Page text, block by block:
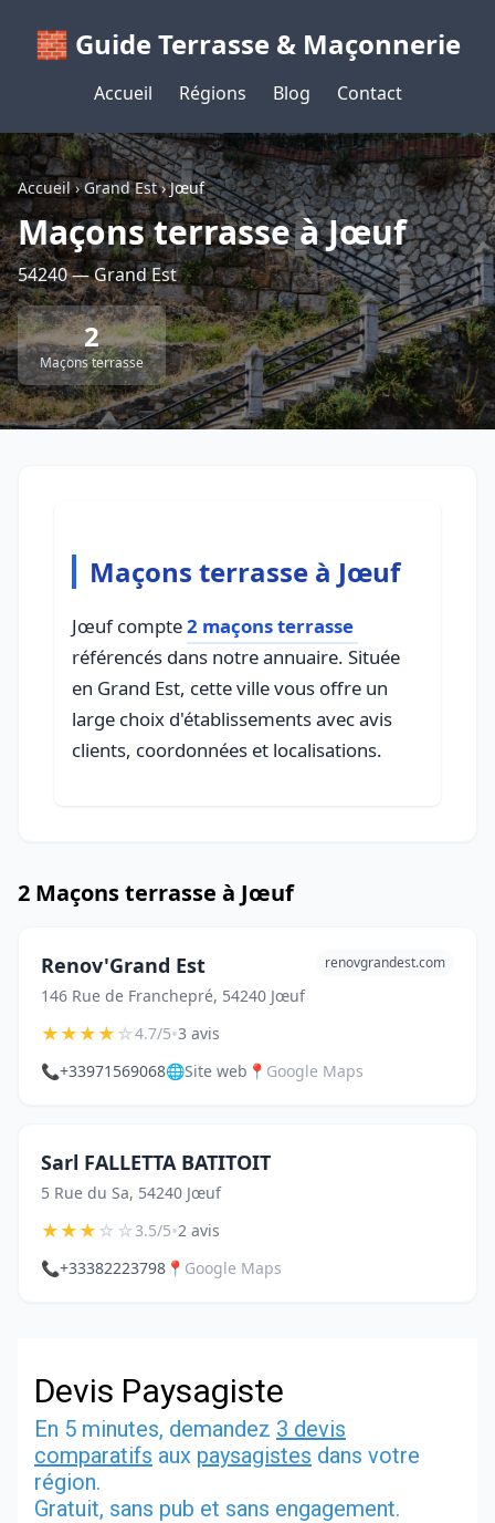
🧱 Guide Terrasse & Maçonnerie
Accueil Régions Blog Contact
Accueil›Grand Est›Jœuf
Maçons terrasse à Jœuf
54240 — Grand Est
2
Maçons terrasse
Maçons terrasse à Jœuf
Jœuf compte2 maçons terrasse
référencés dans notre annuaire. Située
en Grand Est, cette ville vous offre un
large choix d'établissements avec avis
clients, coordonnées et localisations.
2 Maçons terrasse à Jœuf
Renov'Grand Est
146 Rue de Franchepré, 54240 Jœuf
renovgrandest.com
★★★★☆4.7/5•3 avis
📞+33971569068🌐Site web 📍 Google Maps
Sarl FALLETTA BATITOIT
5 Rue du Sa, 54240 Jœuf
★★★☆☆3.5/5•2 avis
📞+33382223798 📍 Google Maps
Devis Paysagiste
En 5 minutes, demandez 3 devis
comparatifs aux paysagistes dans votre
région.
Gratuit, sans pub et sans engagement.